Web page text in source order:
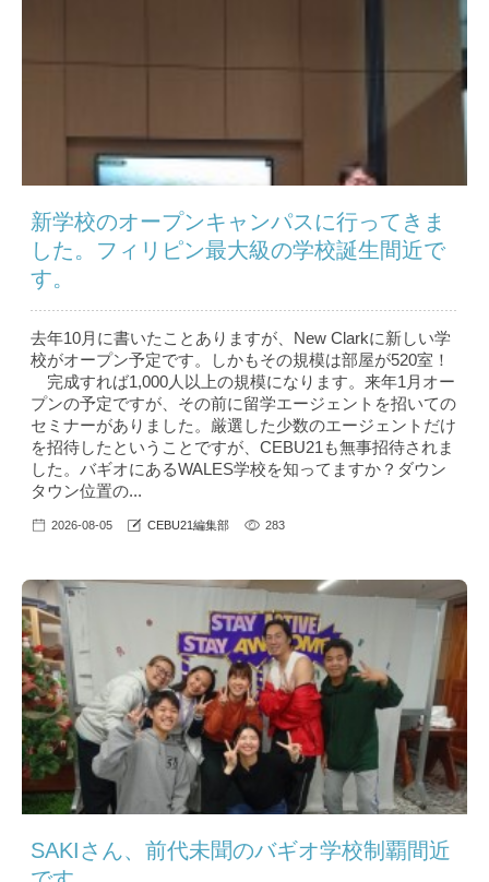
新学校のオープンキャンパスに行ってきま
した。フィリピン最大級の学校誕生間近で
す。
去年10月に書いたことありますが、New Clarkに新しい学
校がオープン予定です。しかもその規模は部屋が520室！
完成すれば1,000人以上の規模になります。来年1月オー
プンの予定ですが、その前に留学エージェントを招いての
セミナーがありました。厳選した少数のエージェントだけ
を招待したということですが、CEBU21も無事招待されま
した。バギオにあるWALES学校を知ってますか？ダウン
タウン位置の...
2026-08-05 CEBU21編集部 283
SAKIさん、前代未聞のバギオ学校制覇間近